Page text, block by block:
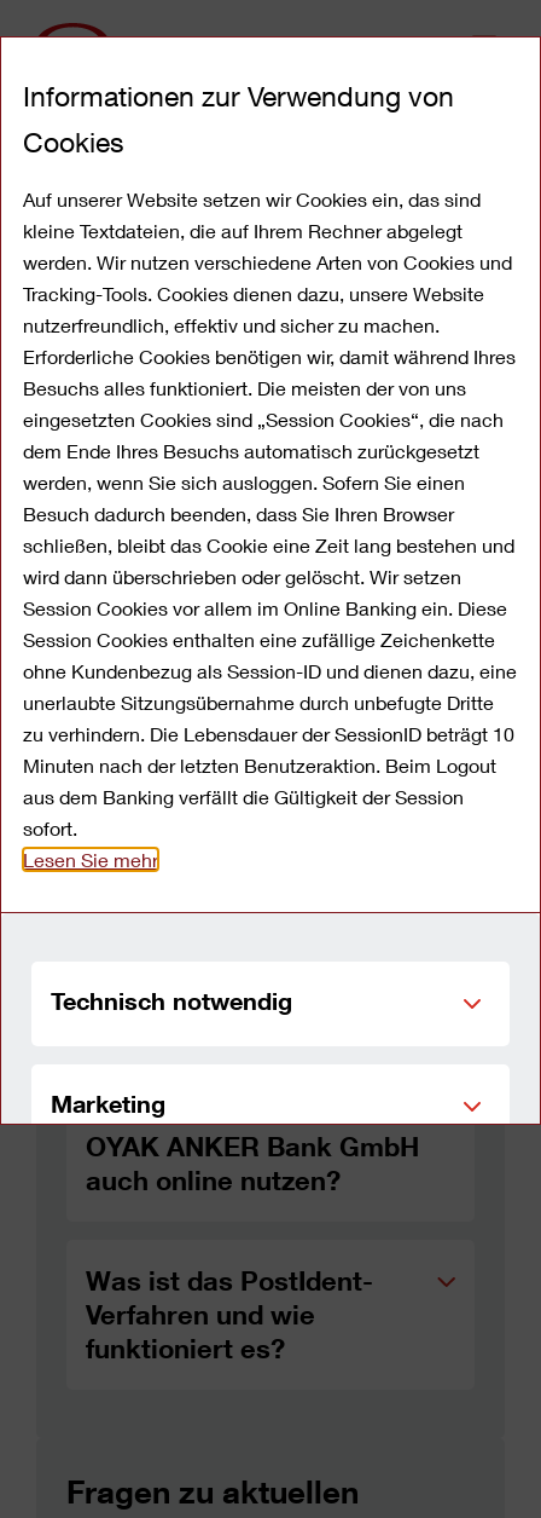
Informationen zur Verwendung von
Cookies
Auf unserer Website setzen wir Cookies ein, das sind
kleine Textdateien, die auf Ihrem Rechner abgelegt
werden. Wir nutzen verschiedene Arten von Cookies und
Tracking-Tools. Cookies dienen dazu, unsere Website
nutzerfreundlich, effektiv und sicher zu machen.
Erforderliche Cookies benötigen wir, damit während Ihres
Besuchs alles funktioniert. Die meisten der von uns
eingesetzten Cookies sind „Session Cookies“, die nach
dem Ende Ihres Besuchs automatisch zurückgesetzt
werden, wenn Sie sich ausloggen. Sofern Sie einen
Besuch dadurch beenden, dass Sie Ihren Browser
schließen, bleibt das Cookie eine Zeit lang bestehen und
wird dann überschrieben oder gelöscht. Wir setzen
Session Cookies vor allem im Online Banking ein. Diese
Session Cookies enthalten eine zufällige Zeichenkette
ohne Kundenbezug als Session-ID und dienen dazu, eine
unerlaubte Sitzungsübernahme durch unbefugte Dritte
zu verhindern. Die Lebensdauer der SessionID beträgt 10
Minuten nach der letzten Benutzeraktion. Beim Logout
aus dem Banking verfällt die Gültigkeit der Session
sofort.
Lesen Sie mehr
Technisch notwendig
Marketing
Alle Cookies akzeptieren
zum
InhaltSie haben Fragen?
Wir antworten gerne!
Als Ihr seriöser Partner in allen
Finanzangelegenheiten liegt uns eine
transparente und offene Kundenkommunikation
am Herzen. Darum beantworten wir hier die
häufigsten Fragen unserer Kunden –
verständlich, übersichtlich und informativ.
Allgemeine Fragen
Wer ist die OYAK ANKER
Bank GmbH?
Wer ist der richtige
Anprechpartner für mich?
Nutzung meines Kontos an?
Kann ich die Produkte der
OYAK ANKER Bank GmbH
auch online nutzen?
Was ist das PostIdent-
Verfahren und wie
funktioniert es?
Fragen zu aktuellen